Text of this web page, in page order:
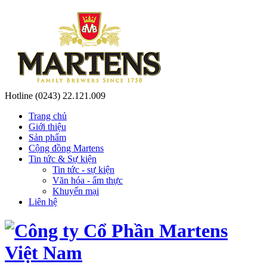
Hotline (0243) 22.121.009
Trang chủ
Giới thiệu
Sản phẩm
Cộng đồng Martens
Tin tức & Sự kiện
Tin tức - sự kiện
Văn hóa - ẩm thực
Khuyến mại
Liên hệ